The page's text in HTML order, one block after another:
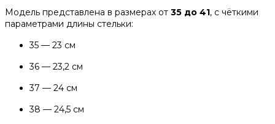
Модель представлена в размерах от 35 до 41, с чёткими
параметрами длины стельки:
35 — 23 см
36 — 23,2 см
37 — 24 см
38 — 24,5 см